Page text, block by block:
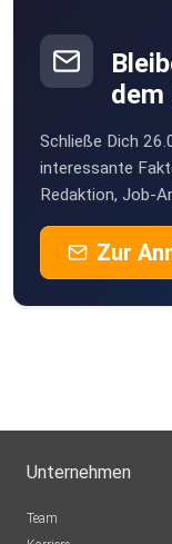
dem
Schließe Dich
interessante
Redaktion, Job-
Zur
Unternehmen
Team